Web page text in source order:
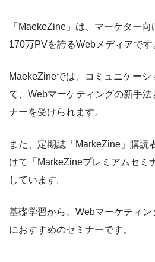
「MaekeZine」は、マーケター
170万PVを誇るWebメディアです
MaekeZineでは、コミュニケー
て、Webマーケティングの新手法
ナーを受けられます。
また、定期誌「MarkeZine」購読
けて「MarkeZineプレミアムセミ
しています。
基礎学習から、Webマーケティ
におすすめのセミナーです。